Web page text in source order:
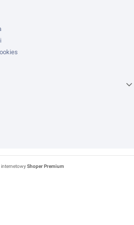
internetowyShoper Premium